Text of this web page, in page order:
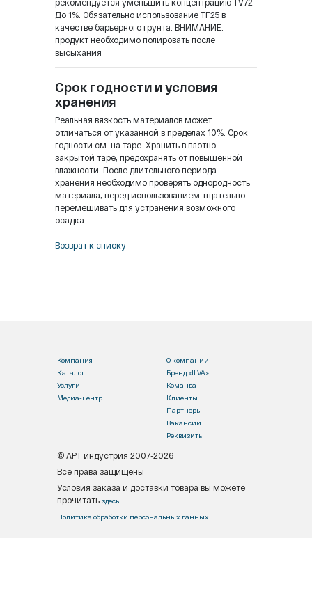
До 1%. Обязательно использование TF25 в
качестве барьерного грунта. ВНИМАНИЕ:
продукт необходимо полировать после
высыхания
Срок годности и условия
хранения
Реальная вязкость материалов может
отличаться от указанной в пределах 10%. Срок
годности см. на таре. Хранить в плотно
закрытой таре, предохранять от повышенной
влажности. После длительного периода
хранения необходимо проверять однородность
материала, перед использованием тщательно
перемешивать для устранения возможного
осадка.
Возврат к списку
© АРТ индустрия 2007-2026
Все права защищены
Условия заказа и доставки товара вы можете
прочитать здесь
Политика обработки персональных данных
О компании
Бренд «ILVA»
Команда
Клиенты
Партнеры
Вакансии
Реквизиты
Компания
Каталог
Услуги
Медиа-центр